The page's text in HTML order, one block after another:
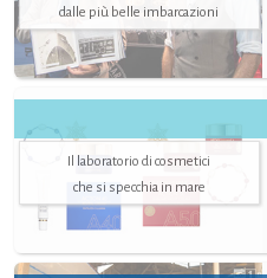
dalle più belle imbarcazioni
Il laboratorio di cosmetici
che si specchia in mare